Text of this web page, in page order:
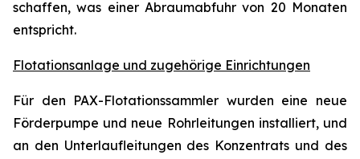
schaffen, was einer Abraumabfuhr von 20 Monaten
entspricht.
Flotationsanlage und zugehörige Einrichtungen
Für den PAX-Flotationssammler wurden eine neue
Förderpumpe und neue Rohrleitungen installiert, und
an den Unterlaufleitungen des Konzentrats und des